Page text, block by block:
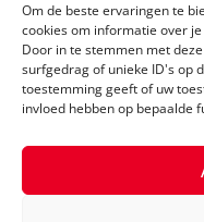
Om de beste ervaringen te
cookies om informatie over
Door in te stemmen met
surfgedrag of unieke ID's op
toestemming geeft of uw
invloed hebben op bepaalde